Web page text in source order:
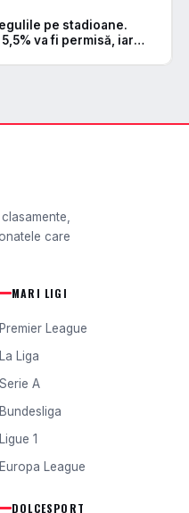
pe stadioane.
va fi permisă, iar
care
MARI LIGI
Premier League
La Liga
Serie A
Bundesliga
Ligue 1
Europa League
DOLCESPORT